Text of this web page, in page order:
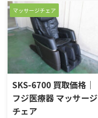
ていただきました。新品・中
古品 買取のがんばり屋は無料
出張＆無料査定で納得の買取
価格をご提示！売却は高額査
定の専門店におまかせくださ
い！ 他店徹底対抗のため買い
取り価格は公表しておりませ
ん。買い取り価格はフリーダ
イヤルもしくは、お問い合わ
せフォームにてご確認くださ
い。 高価買取にご期待くださ
マッサージチェア
SKS-6700 買取価格｜
フジ医療器 マッサージ
チェア